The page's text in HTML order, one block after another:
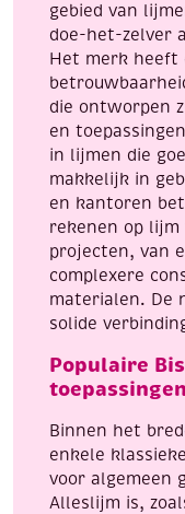
gebied van
doe-het-zelver
Het merk heeft
die ontworpen
en
in lijmen die
makkelijk in
en kantoren
rekenen op lijm
projecten, van
complexere
materialen. De
solide
Populaire
toepassingen
Binnen het
enkele
voor algemeen
Alleslijm is,